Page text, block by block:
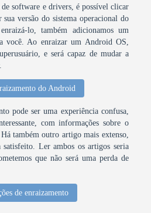
software e drivers, é possível clicar
versão do sistema operacional do
lo, também adicionamos um
você. Ao enraizar um Android OS,
e será capaz de mudar a
do Android
pode ser uma experiência confusa,
com informações sobre o
também outro artigo mais extenso,
satisfeito. Ler ambos os artigos seria
que não será uma perda de
de enraizamento